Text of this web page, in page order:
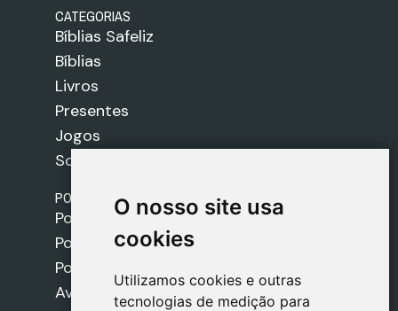
O nosso site usa
cookies
Utilizamos cookies e outras
tecnologias de medição para
O nosso site usa
cookies
Utilizamos cookies e outras
tecnologias de medição para
CATEGORIAS
Bíblias Safeliz
Bíblias
Livros
Presentes
Jogos
Sobre nós
POLÍTICAS
Política de Envios
Política de Cookies
Política de Privacidade
Aviso Legal